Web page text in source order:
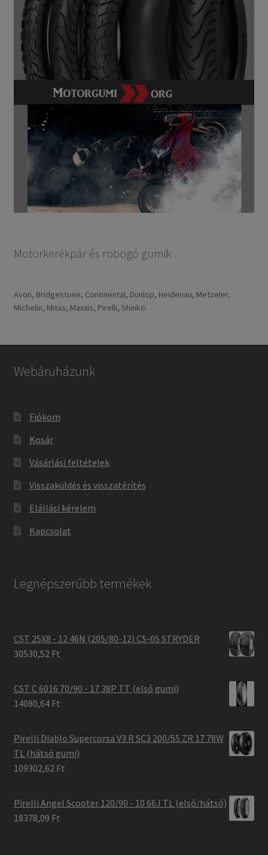
Motorkerékpár és robogó gumik
Avon, Bridgestone, Continental, Dunlop, Heidenau, Metzeler,
Michelin, Mitas, Maxxis, Pirelli, Shinko.
Webáruházunk
Fiókom
Kosár
Vásárlási feltételek
Visszaküldés és visszatérítés
Elállási kérelem
Kapcsolat
Legnépszerűbb termékek
CST 25X8 - 12 46N (205/80-12) CS-05 STRYDER
30530,52 Ft
CST C 6016 70/90 - 17 38P TT (első gumi)
14080,64 Ft
Pirelli Diablo Supercorsa V3 R SC3 200/55 ZR 17 78W
TL (hátsó gumi)
109302,62 Ft
Pirelli Angel Scooter 120/90 - 10 66J TL (első/hátsó)
18378,09 Ft